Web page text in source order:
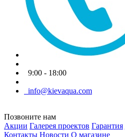
9:00 - 18:00
info@kievaqua.com
Позвоните нам
Акции Галерея проектов Гарантия
Контакты Новости О магазине